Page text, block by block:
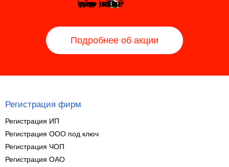
Подробнее об акции
Регистрация фирм
Регистрация ИП
Регистрация ООО под ключ
Регистрация ЧОП
Регистрация ОАО